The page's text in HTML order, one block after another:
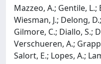
Mazzeo, A.; Gentile, L.;
Wiesman, J.; Delong,
Gilmore, C.; Diallo, S.;
Verschueren, A.;
Salort, E.; Lopes, A.;